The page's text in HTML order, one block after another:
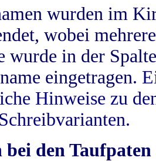
wurden im
wobei
wurde in der
eingetragen.
Hinweise zu
bei den Taufpaten